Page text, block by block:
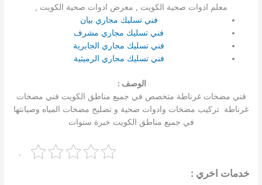
معلم ادوات صحية الكويت , معرض ادوات صحية الكويت ,
فني تسليك مجاري بيان
فني تسليك مجاري مشرف
فني تسليك مجاري الجابرية
فني تسليك مجاري الرميثية
الوصف :
فني مضخات غرناطة متخصص في جميع مناطق الكويت فني مضخات
غرناطة تركيب مضخات وادوات صحية و تصليح مضخات المياه وصيانتها
في جميع مناطق الكويت خبرة سنوات
.
خدمات اخري :